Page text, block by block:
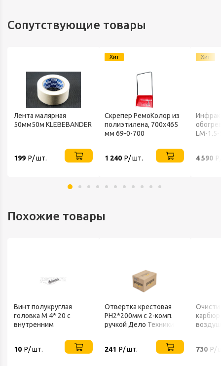
Сопутствующие товары
Лента малярная
50мм50м KLEBEBANDER
199 Р/ шт.
Хит
Скрепер РемоКолор из
полиэтилена, 700x465
мм 69-0-700
1 240 Р/ шт.
Хит
LM-
4 590
Похожие товары
Винт полукруглая
головка М 4* 20 с
внутренним
10 Р/ шт.
Отвертка крестовая
PH2*200мм с 2-комп.
ручкой Дело Техники
241 Р/ шт.
730 Р/